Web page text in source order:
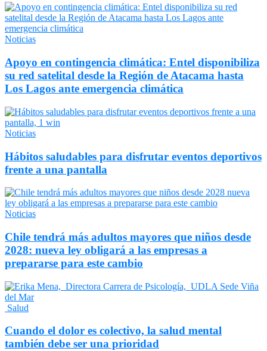
Noticias
Apoyo en contingencia climática: Entel disponibiliza
su red satelital desde la Región de Atacama hasta
Los Lagos ante emergencia climática
Noticias
Hábitos saludables para disfrutar eventos deportivos
frente a una pantalla
Noticias
Chile tendrá más adultos mayores que niños desde
2028: nueva ley obligará a las empresas a
prepararse para este cambio
Salud
Cuando el dolor es colectivo, la salud mental
también debe ser una prioridad